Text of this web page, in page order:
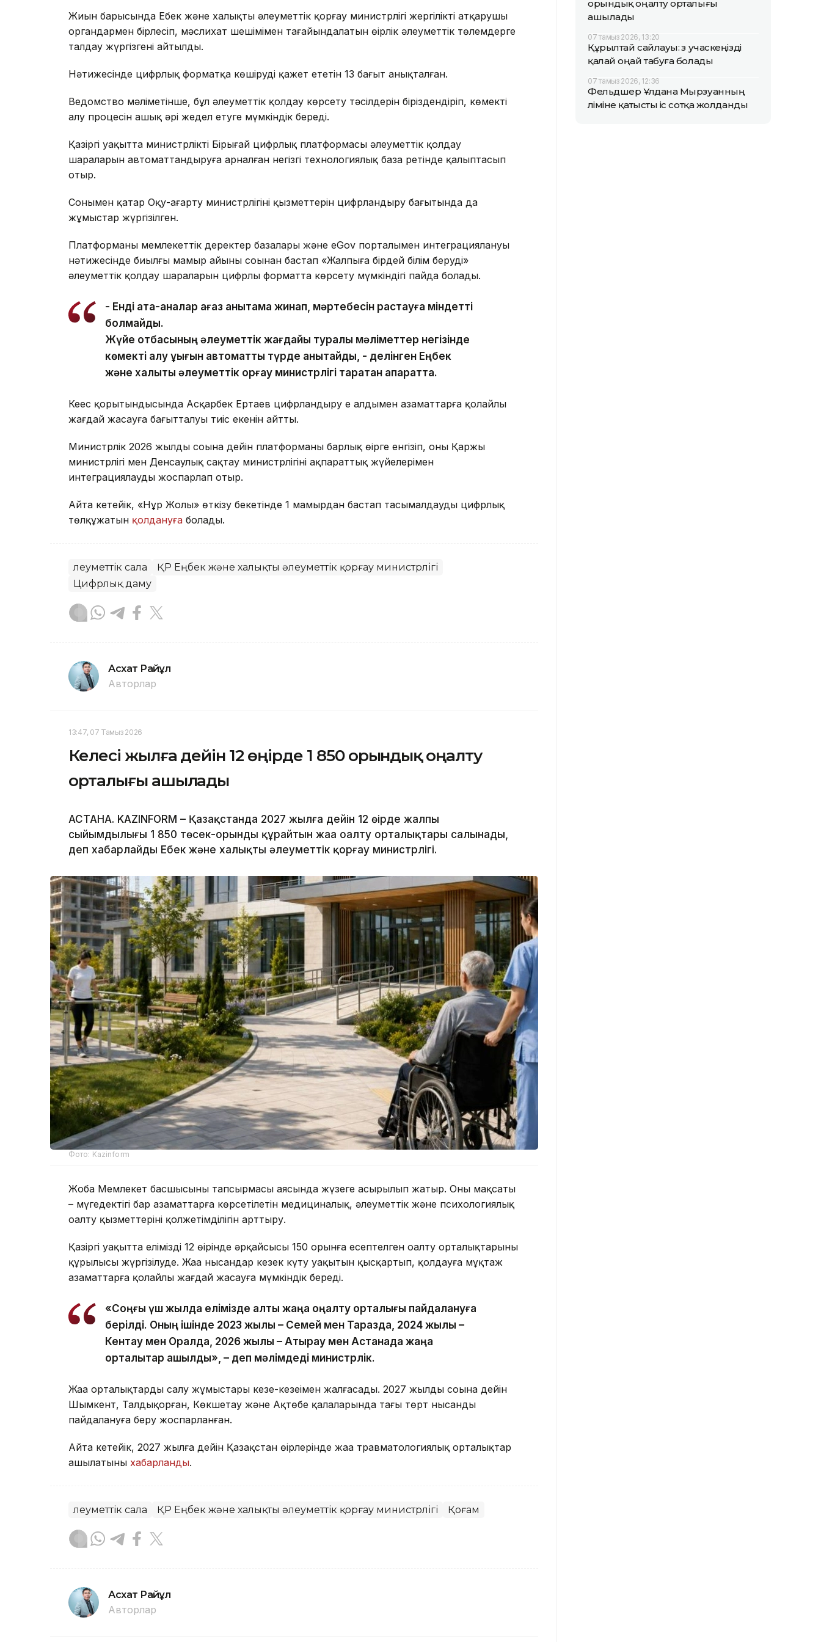
Жиын барысында Еңбек және халықты әлеуметтік қорғау министрлігі жергілікті атқарушы
органдармен бірлесіп, мәслихат шешімімен тағайындалатын өңірлік әлеуметтік төлемдерге
талдау жүргізгені айтылды.
Нәтижесінде цифрлық форматқа көшіруді қажет ететін 13 бағыт анықталған.
Ведомство мәліметінше, бұл әлеуметтік қолдау көрсету тәсілдерін біріздендіріп, көмекті
алу процесін ашық әрі жедел етуге мүмкіндік береді.
Қазіргі уақытта министрліктің Бірыңғай цифрлық платформасы әлеуметтік қолдау
шараларын автоматтандыруға арналған негізгі технологиялық база ретінде қалыптасып
отыр.
Сонымен қатар Оқу-ағарту министрлігінің қызметтерін цифрландыру бағытында да
жұмыстар жүргізілген.
Платформаның мемлекеттік деректер базалары және eGov порталымен интеграциялануы
нәтижесінде биылғы мамыр айының соңынан бастап «Жалпыға бірдей білім беруді»
әлеуметтік қолдау шараларын цифрлы форматта көрсету мүмкіндігі пайда болады.
- Енді ата-аналар қағаз анықтама жинап, мәртебесін растауға міндетті
болмайды.
Жүйе отбасының әлеуметтік жағдайы туралы мәліметтер негізінде
көмекті алу құқығын автоматты түрде анықтайды, - делінген Еңбек
және халықты әлеуметтік қорғау министрлігі таратқан ақпаратта.
Кеңес қорытындысында Асқарбек Ертаев цифрландыру ең алдымен азаматтарға қолайлы
жағдай жасауға бағытталуы тиіс екенін айтты.
Министрлік 2026 жылдың соңына дейін платформаны барлық өңірге енгізіп, оны Қаржы
министрлігі мен Денсаулық сақтау министрлігінің ақпараттық жүйелерімен
интеграциялауды жоспарлап отыр.
Айта кетейік, «Нұр Жолы» өткізу бекетінде 1 мамырдан бастап тасымалдаудың цифрлық
төлқұжатын қолдануға болады.
Әлеуметтік сала
ҚР Еңбек және халықты әлеуметтік қорғау министрлігі
Цифрлық даму
Асхат Райқұл
Авторлар
13:47, 07 Тамыз 2026
Келесі жылға дейін 12 өңірде 1 850 орындық оңалту
орталығы ашылады
АСТАНА. KAZINFORM – Қазақстанда 2027 жылға дейін 12 өңірде жалпы
сыйымдылығы 1 850 төсек-орынды құрайтын жаңа оңалту орталықтары салынады,
деп хабарлайды Еңбек және халықты әлеуметтік қорғау министрлігі.
Фото: Kazinform
Жоба Мемлекет басшысының тапсырмасы аясында жүзеге асырылып жатыр. Оның мақсаты
– мүгедектігі бар азаматтарға көрсетілетін медициналық, әлеуметтік және психологиялық
оңалту қызметтерінің қолжетімділігін арттыру.
Қазіргі уақытта еліміздің 12 өңірінде әрқайсысы 150 орынға есептелген оңалту орталықтарының
құрылысы жүргізілуде. Жаңа нысандар кезек күту уақытын қысқартып, қолдауға мұқтаж
азаматтарға қолайлы жағдай жасауға мүмкіндік береді.
«Соңғы үш жылда елімізде алты жаңа оңалту орталығы пайдалануға
берілді. Оның ішінде 2023 жылы – Семей мен Таразда, 2024 жылы –
Кентау мен Оралда, 2026 жылы – Атырау мен Астанада жаңа
орталықтар ашылды», – деп мәлімдеді министрлік.
Жаңа орталықтарды салу жұмыстары кезең-кезеңімен жалғасады. 2027 жылдың соңына дейін
Шымкент, Талдықорған, Көкшетау және Ақтөбе қалаларында тағы төрт нысанды
пайдалануға беру жоспарланған.
Айта кетейік, 2027 жылға дейін Қазақстан өңірлерінде жаңа травматологиялық орталықтар
ашылатыны хабарланды.
Әлеуметтік сала ҚР Еңбек және халықты әлеуметтік қорғау министрлігі Қоғам
Асхат Райқұл
Авторлар
орындық оңалту орталығы
ашылады
07 тамыз 2026, 13:20
Құрылтай сайлауы: өз учаскеңізді
қалай оңай табуға болады
07 тамыз 2026, 12:36
Фельдшер Ұлдана Мырзуанның
өліміне қатысты іс сотқа жолданды